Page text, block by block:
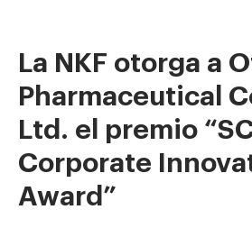
La NKF otorga a
Pharmaceutical
Ltd. el premio
Corporate
Award”